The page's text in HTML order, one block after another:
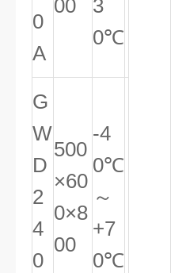
0
A
00
3
0℃
G
W
D
2
4
0
500
×60
0×8
00
-4
0℃
～
+7
0℃